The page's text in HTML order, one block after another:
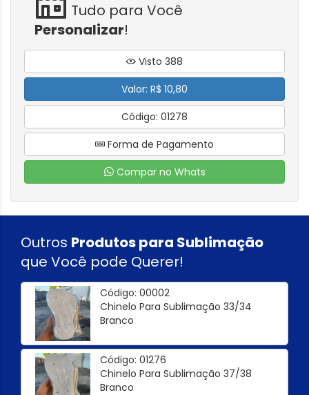
Tudo para Você
Personalizar!
Visto 388
Valor: R$ 10,80
Código: 01278
Forma de Pagamento
Compar no Whats
Outros Produtos para Sublimação
que Você pode Querer!
Código: 00002
Chinelo Para Sublimação 33/34
Branco
Código: 01276
Chinelo Para Sublimação 37/38
Branco